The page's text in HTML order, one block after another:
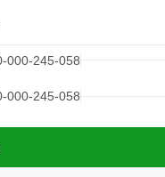
000-245-058
000-245-058